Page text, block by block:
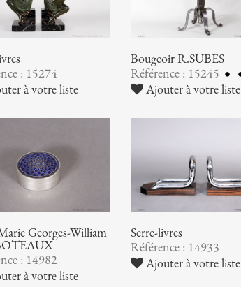
: 15274
à votre liste
Bougeoir R.SUBES
Référence : 15245
Ajouter à votre liste
Georges-William
: 14982
à votre liste
Serre-livres
Référence : 14933
Ajouter à votre liste